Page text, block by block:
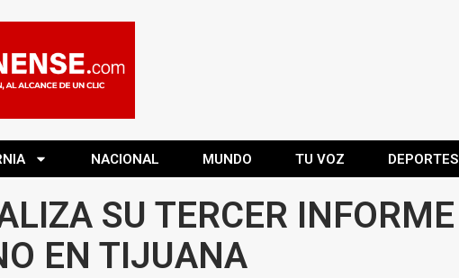
NACIONAL MUNDO TU VOZ DEPORTES
SU TERCER INFORME
EN TIJUANA